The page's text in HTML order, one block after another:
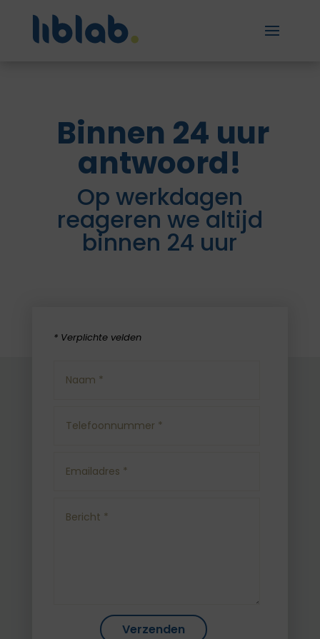
Binnen 24 uur
antwoord!
Op werkdagen
reageren we altijd
binnen 24 uur
* Verplichte velden
Verzenden